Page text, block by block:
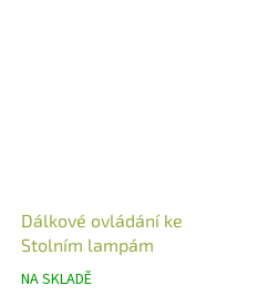
Dálkové ovládání ke
Stolním lampám
NA SKLADĚ